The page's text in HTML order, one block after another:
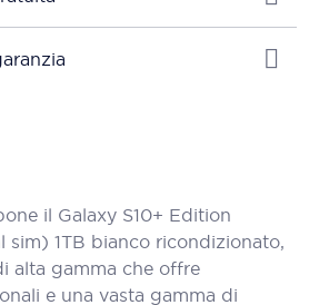
il Galaxy S10+ Edition
sim) 1TB bianco ricondizionato,
alta gamma che offre
e una vasta gamma di